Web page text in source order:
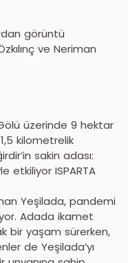
görüntü
ve Neriman
üzerinde 9 hektar
kilometrelik
sakin adası:
etkiliyor ISPARTA
Yeşilada, pandemi
Adada ikamet
bir yaşam sürerken,
de Yeşilada’yı